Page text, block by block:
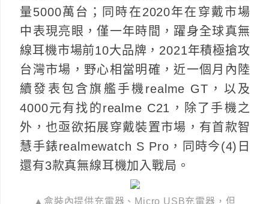
量5000萬台；同時在2020年在穿戴市場
中表現亮眼，僅一年時間，躍身全球真無
線耳機市場前10大品牌，2021年積極搶攻
台灣市場，野心相當明確，近一個月內陸
續發表包含旗艦手機realme GT，以及
4000元有找的realme C21，除了手機之
外，也亟欲拓展穿戴裝置市場，有首款智
慧手錶realmewatch S Pro，同時今(4)日
還有3款真無線耳機加入戰局。
▲盒裝內提供充電器、Micro USB充電器，但